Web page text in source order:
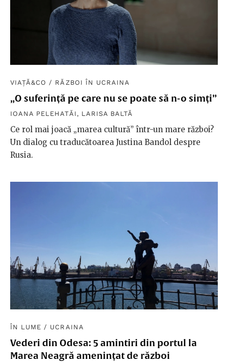
VIAȚĂ&CO / RĂZBOI ÎN UCRAINA
„O suferință pe care nu se poate să n-o simți”
IOANA PELEHATĂI , LARISA BALTĂ
Ce rol mai joacă „marea cultură” într-un mare război?
Un dialog cu traducătoarea Justina Bandol despre
Rusia.
ÎN LUME / UCRAINA
Vederi din Odesa: 5 amintiri din portul la
Marea Neagră amenințat de război